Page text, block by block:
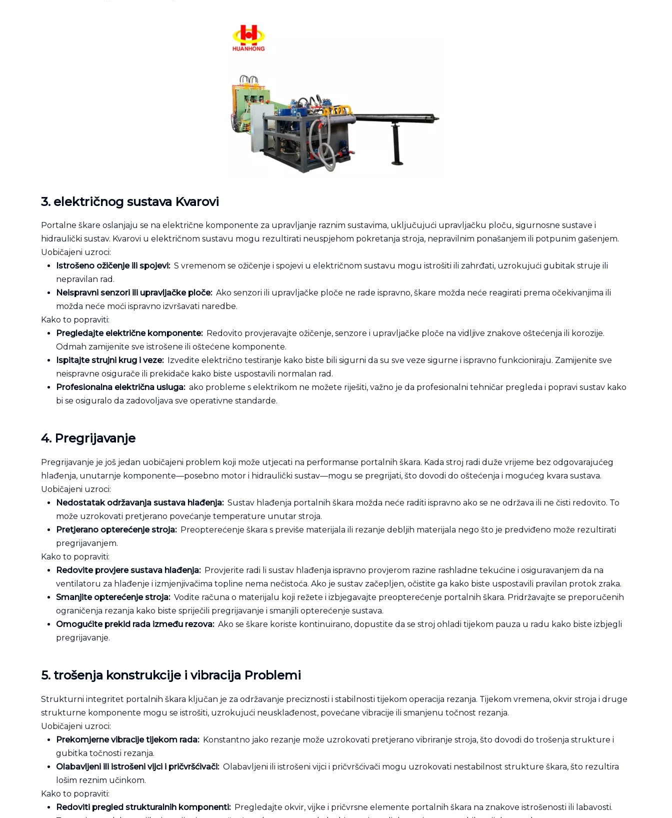
3. električnog sustava Kvarovi
Portalne škare oslanjaju se na električne komponente za upravljanje raznim sustavima, uključujući upravljačku ploču, sigurnosne sustave i
hidraulički sustav. Kvarovi u električnom sustavu mogu rezultirati neuspjehom pokretanja stroja, nepravilnim ponašanjem ili potpunim gašenjem.
Uobičajeni uzroci:
Istrošeno ožičenje ili spojevi: S vremenom se ožičenje i spojevi u električnom sustavu mogu istrošiti ili zahrđati, uzrokujući gubitak struje ili
nepravilan rad.
Neispravni senzori ili upravljačke ploče: Ako senzori ili upravljačke ploče ne rade ispravno, škare možda neće reagirati prema očekivanjima ili
možda neće moći ispravno izvršavati naredbe.
Kako to popraviti:
Pregledajte električne komponente: Redovito provjeravajte ožičenje, senzore i upravljačke ploče na vidljive znakove oštećenja ili korozije.
Odmah zamijenite sve istrošene ili oštećene komponente.
Ispitajte strujni krug i veze:
Izvedite električno testiranje kako biste bili sigurni da su sve veze sigurne i ispravno funkcioniraju. Zamijenite sve
neispravne osigurače ili prekidače kako biste uspostavili normalan rad.
Profesionalna električna usluga: ako probleme s elektrikom ne možete riješiti, važno je da profesionalni tehničar pregleda i popravi sustav kako
bi se osiguralo da zadovoljava sve operativne standarde.
4. Pregrijavanje
Pregrijavanje je još jedan uobičajeni problem koji može utjecati na performanse portalnih škara. Kada stroj radi duže vrijeme bez odgovarajućeg
hlađenja, unutarnje komponente—posebno motor i hidraulički sustav—mogu se pregrijati, što dovodi do oštećenja i mogućeg kvara sustava.
Uobičajeni uzroci:
Nedostatak održavanja sustava hlađenja: Sustav hlađenja portalnih škara možda neće raditi ispravno ako se ne održava ili ne čisti redovito. To
može uzrokovati pretjerano povećanje temperature unutar stroja.
Pretjerano opterećenje stroja: Preopterećenje škara s previše materijala ili rezanje debljih materijala nego što je predviđeno može rezultirati
pregrijavanjem.
Kako to popraviti:
Redovite provjere sustava hlađenja: Provjerite radi li sustav hlađenja ispravno provjerom razine rashladne tekućine i osiguravanjem da na
ventilatoru za hlađenje i izmjenjivačima topline nema nečistoća. Ako je sustav začepljen, očistite ga kako biste uspostavili pravilan protok zraka.
Smanjite opterećenje stroja: Vodite računa o materijalu koji režete i izbjegavajte preopterećenje portalnih škara. Pridržavajte se preporučenih
ograničenja rezanja kako biste spriječili pregrijavanje i smanjili opterećenje sustava.
Omogućite prekid rada između rezova: Ako se škare koriste kontinuirano, dopustite da se stroj ohladi tijekom pauza u radu kako biste izbjegli
pregrijavanje.
5. trošenja konstrukcije ivibracija Problemi
Strukturni integritet portalnih škara ključan je za održavanje preciznosti i stabilnosti tijekom operacija rezanja. Tijekom vremena, okvir stroja i druge
strukturne komponente mogu se istrošiti, uzrokujući neusklađenost, povećane vibracije ili smanjenu točnost rezanja.
Uobičajeni uzroci:
Prekomjerne vibracije tijekom rada: Konstantno jako rezanje može uzrokovati pretjerano vibriranje stroja, što dovodi do trošenja strukture i
gubitka točnosti rezanja.
Olabavljeni ili istrošeni vijci i pričvršćivači: Olabavljeni ili istrošeni vijci i pričvršćivači mogu uzrokovati nestabilnost strukture škara, što rezultira
lošim reznim učinkom.
Kako to popraviti:
Redoviti pregled strukturalnih komponenti: Pregledajte okvir, vijke i pričvrsne elemente portalnih škara na znakove istrošenosti ili labavosti.